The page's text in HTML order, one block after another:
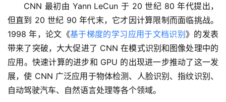
CNN 最初由 Yann LeCun 于 20 世纪 80 年代提出，
但直到 20 世纪 90 年代末，它才因计算限制而面临挑战。
1998 年，论文《基于梯度的学习应用于文档识别》的发表
带来了突破，大大促进了 CNN 在模式识别和图像处理中的
应用。快速计算的进步和 GPU 的出现进一步推动了这一发
展，使 CNN 广泛应用于物体检测、人脸识别、指纹识别、
自动驾驶汽车、自然语言处理等各个领域。